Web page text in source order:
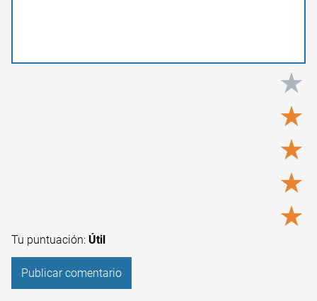
★
★
★
★
★
Tu puntuación: Útil